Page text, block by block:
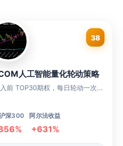
38
人工智能量化轮动策略
前 TOP30期权，每日轮动一次...
深300 阿尔法收益
+631%